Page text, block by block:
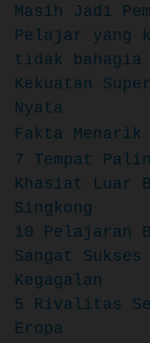
Masih Jadi
Pelajar yang
tidak bahagia
Kekuatan
Nyata
Fakta
7 Tempat
Khasiat Luar
Singkong
10 Pelajaran
Sangat
Kegagalan
5 Rivalitas
Eropa